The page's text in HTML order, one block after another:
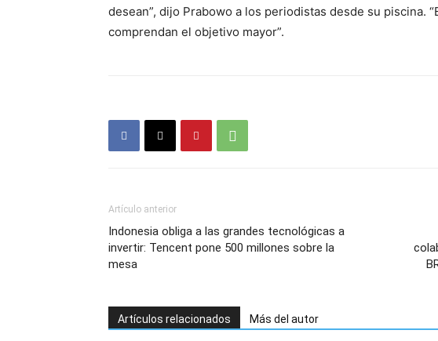
desean”, dijo Prabowo a los periodistas desde su piscina.
comprendan el objetivo mayor”.
Artículo anterior
Indonesia obliga a las grandes tecnológicas a
invertir: Tencent pone 500 millones sobre la
mesa
Artículos relacionados Más del autor